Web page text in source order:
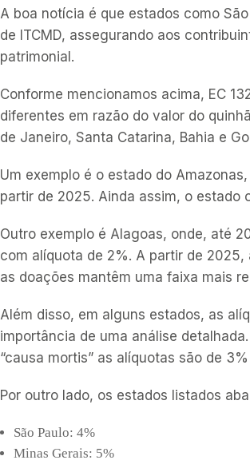
A boa notícia é que estados como
de ITCMD, assegurando aos
patrimonial.
Conforme mencionamos acima, EC
diferentes em razão do valor do
de Janeiro, Santa Catarina, Bahia e
Um exemplo é o estado do
partir de 2025. Ainda assim, o estado
Outro exemplo é Alagoas, onde, até
com alíquota de 2%. A partir de 2025,
as doações mantêm uma faixa mais
Além disso, em alguns estados, as
importância de uma análise
“causa mortis” as alíquotas são de
Por outro lado, os estados listados
São Paulo: 4%
Minas Gerais: 5%